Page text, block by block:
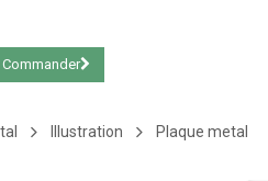
Commander
Illustration
Plaque metal